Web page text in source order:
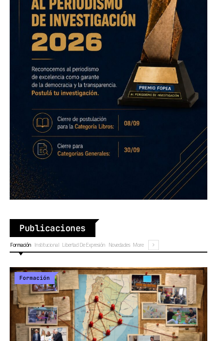
Publicaciones
Formación Institucional Libertad De Expresión Novedades More
Formación